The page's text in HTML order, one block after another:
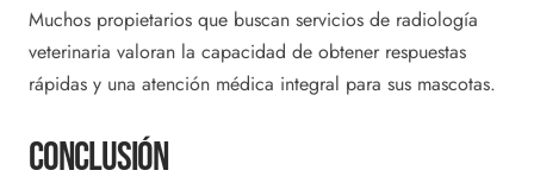
Muchos propietarios que buscan servicios de radiología
veterinaria valoran la capacidad de obtener respuestas
rápidas y una atención médica integral para sus mascotas.
Conclusión